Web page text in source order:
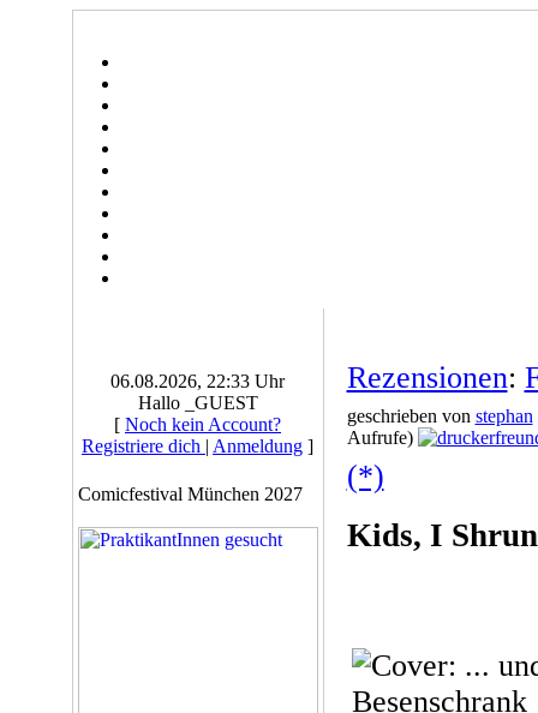
06.08.2026, 22:33 Uhr
Hallo _GUEST
[ Noch kein Account?
Registriere dich | Anmeldung ]
Comicfestival München 2027
Rezensionen:
geschrieben von stephan
Aufrufe)
(*)
Kids, I